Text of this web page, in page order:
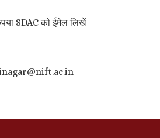
SDAC को ईमेल लिखें